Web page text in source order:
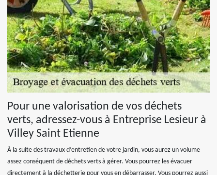
Pour une valorisation de vos déchets
verts, adressez-vous à Entreprise Lesieur à
Villey Saint Etienne
À la suite des travaux d’entretien de votre jardin, vous aurez un volume
assez conséquent de déchets verts à gérer. Vous pourrez les évacuer
directement à la déchetterie pour vous en débarrasser. Vous pourrez aussi